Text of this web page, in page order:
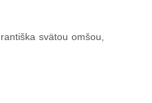
svätou omšou,